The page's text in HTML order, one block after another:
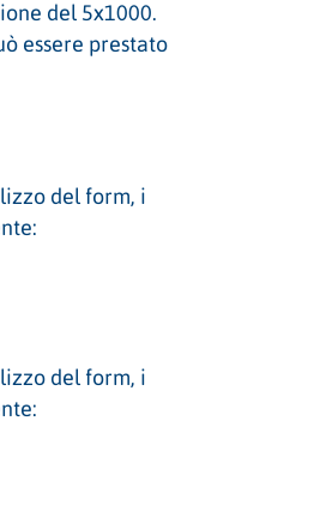
del 5x1000.
essere prestato
del form, i
del form, i